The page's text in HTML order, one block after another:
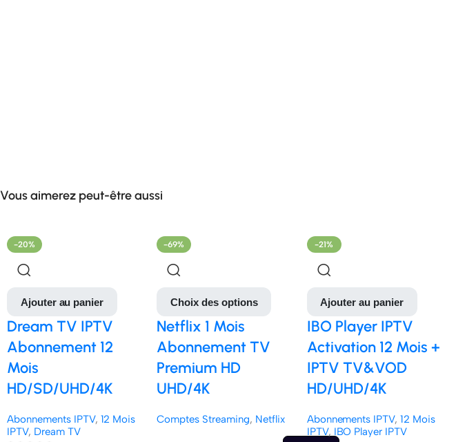
Vous aimerez peut-être aussi
-20%
Ajouter au panier
Dream TV IPTV
Abonnement 12
Mois
HD/SD/UHD/4K
Abonnements IPTV, 12 Mois
IPTV, Dream TV
-69%
Choix des options
Netflix 1 Mois
Abonnement TV
Premium HD
UHD/4K
Comptes Streaming, Netflix
-21%
Ajouter au panier
IBO Player IPTV
Activation 12 Mois +
IPTV TV&VOD
HD/UHD/4K
Abonnements IPTV, 12 Mois
IPTV, IBO Player IPTV